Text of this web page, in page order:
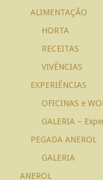
ALIMENTAÇÃO
HORTA
RECEITAS
VIVÊNCIAS
EXPERIÊNCIAS
OFICINAS e
GALERIA –
PEGADA ANEROL
GALERIA
ANEROL